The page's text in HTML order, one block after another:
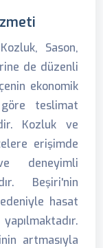
Sason,
de düzenli
ekonomik
teslimat
Kozluk ve
erişimde
deneyimli
Beşiri'nin
hasat
artmasıyla